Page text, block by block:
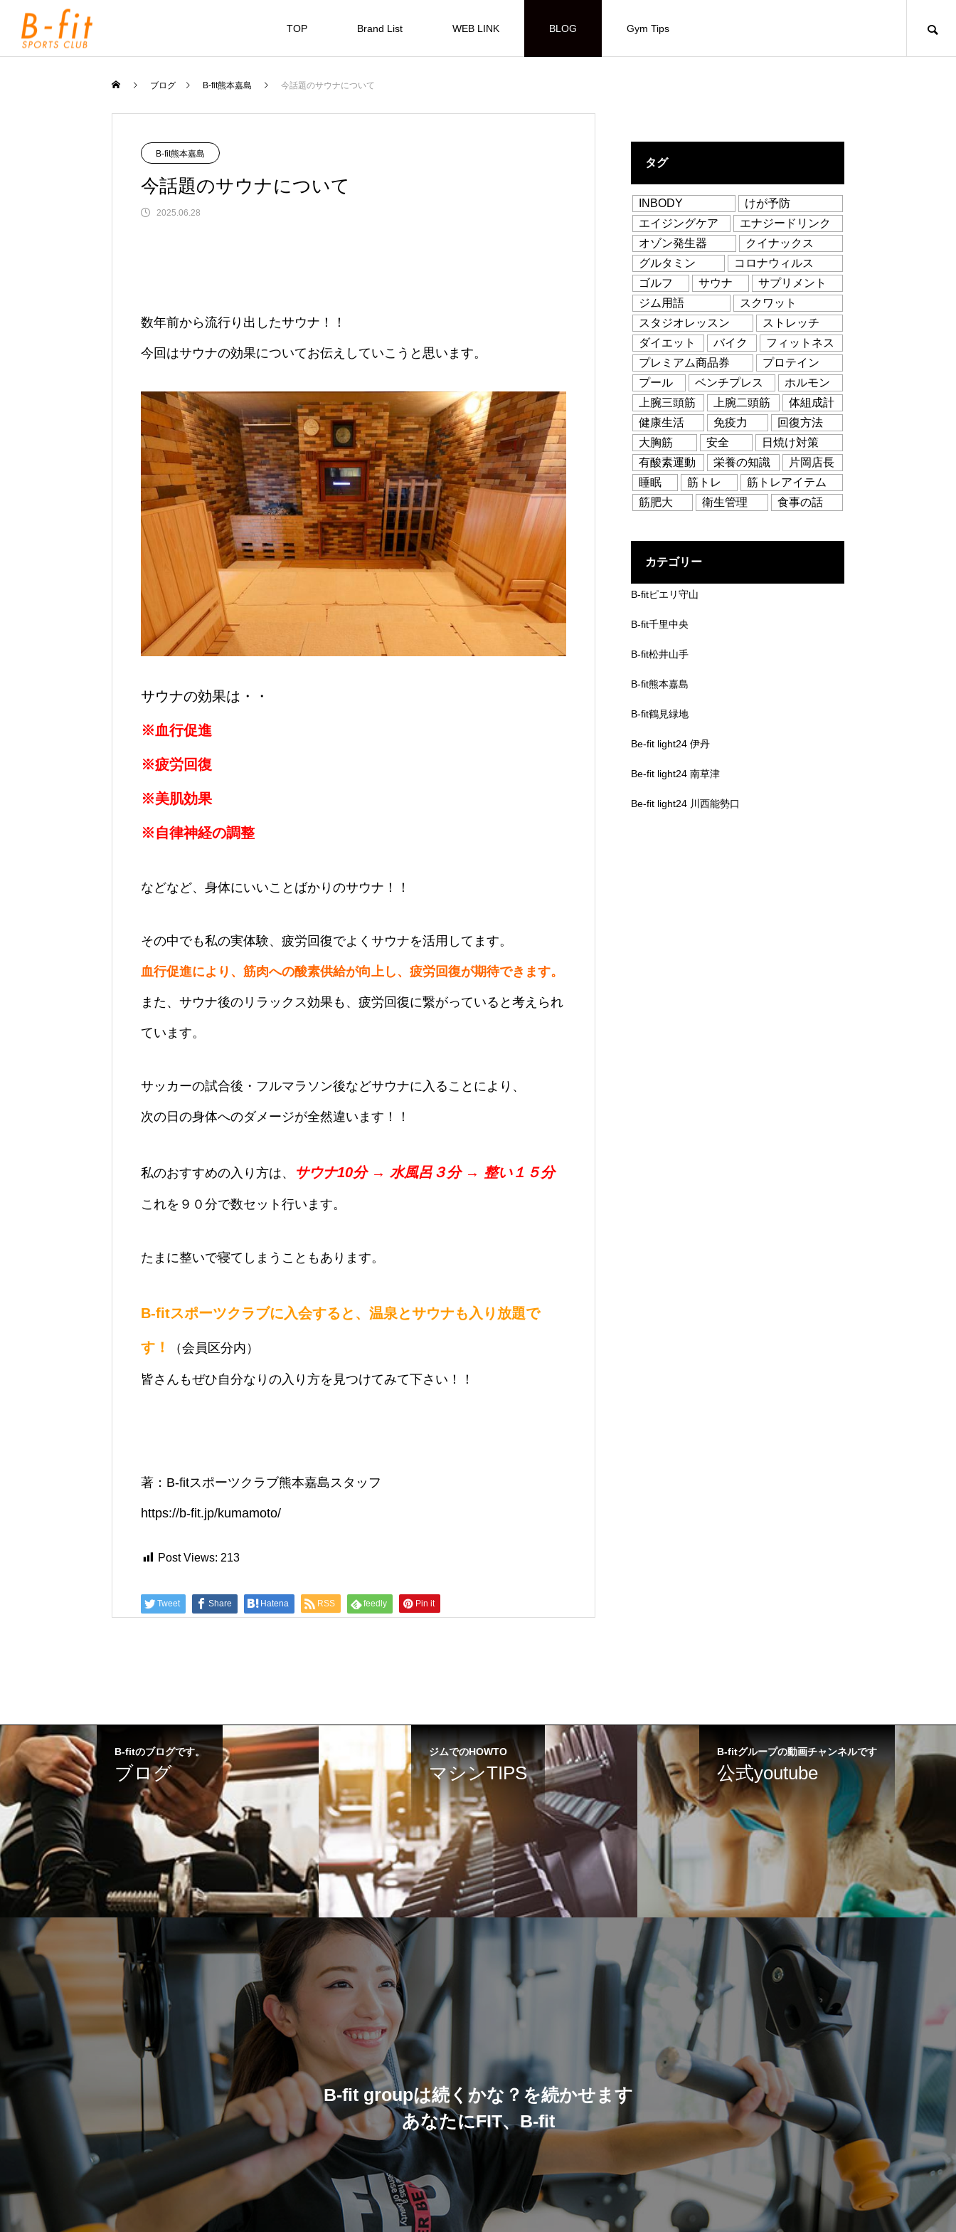
TOP Brand List WEB LINK BLOG Gym Tips
ブログ B-fit熊本嘉島 今話題のサウナについて
B-fit熊本嘉島
今話題のサウナについて
2025.06.28
数年前から流行り出したサウナ！！
今回はサウナの効果についてお伝えしていこうと思います。
サウナの効果は・・
※血行促進
※疲労回復
※美肌効果
※自律神経の調整
などなど、身体にいいことばかりのサウナ！！
その中でも私の実体験、疲労回復でよくサウナを活用してます。
血行促進により、筋肉への酸素供給が向上し、疲労回復が期待できます。
また、サウナ後のリラックス効果も、疲労回復に繋がっていると考えられ
ています。
サッカーの試合後・フルマラソン後などサウナに入ることにより、
次の日の身体へのダメージが全然違います！！
私のおすすめの入り方は、 サウナ10分 → 水風呂３分 → 整い１５分
これを９０分で数セット行います。
たまに整いで寝てしまうこともあります。
B-fitスポーツクラブに入会すると、温泉とサウナも入り放題で
す！ （会員区分内）
皆さんもぜひ自分なりの入り方を見つけてみて下さい！！
著：B-fitスポーツクラブ熊本嘉島スタッフ
https://b-fit.jp/kumamoto/
Post Views: 213
Tweet Share Hatena RSS feedly Pin it
タグ
INBODY
けが予防
エイジングケア
エナジードリンク
オゾン発生器
クイナックス
グルタミン
コロナウィルス
ゴルフ
サウナ
サプリメント
ジム用語
スクワット
スタジオレッスン
ストレッチ
ダイエット
バイク
フィットネス
プレミアム商品券
プロテイン
プール
ベンチプレス
ホルモン
上腕三頭筋
上腕二頭筋
体組成計
健康生活
免疫力
回復方法
大胸筋
安全
日焼け対策
有酸素運動
栄養の知識
片岡店長
睡眠
筋トレ
筋トレアイテム
筋肥大
衛生管理 食事の話
カテゴリー
B-fitピエリ守山
B-fit千里中央
B-fit松井山手
B-fit熊本嘉島
B-fit鶴見緑地
Be-fit light24 伊丹
Be-fit light24 南草津
Be-fit light24 川西能勢口
B-fitのブログです。
ブログ
ジムでのHOWTO
マシンTIPS
B-fitグループの動画チャンネルです
公式youtube
B-fit groupは続くかな？を続かせます
あなたにFIT、B-fit